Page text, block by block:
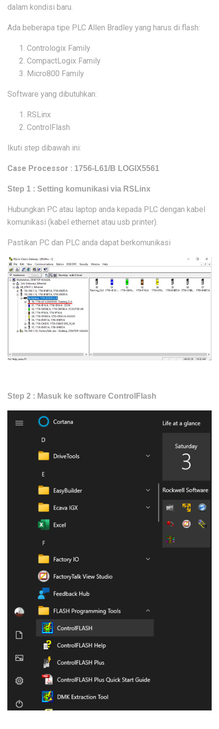
dalam kondisi baru.
Ada beberapa tipe PLC Allen Bradley yang harus di flash:
Contrologix Family
CompactLogix Family
Micro800 Family
Software yang dibutuhkan:
RSLinx
ControlFlash
Ikuti step dibawah ini:
Case Processor : 1756-L61/B LOGIX5561
Step 1 : Setting komunikasi via RSLinx
Hubungkan PC atau laptop anda kepada PLC dengan kabel
komunikasi (kabel ethernet atau usb printer).
Pastikan PC dan PLC anda dapat berkomunikasi
Step 2 : Masuk ke software ControlFlash